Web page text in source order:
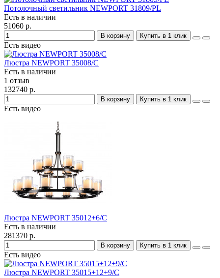
Потолочный светильник NEWPORT 31809/PL
Есть в наличии
51060 р.
В корзину Купить в 1 клик
Есть видео
Люстра NEWPORT 35008/C
Есть в наличии
1 отзыв
132740 р.
В корзину Купить в 1 клик
Есть видео
Люстра NEWPORT 35012+6/C
Есть в наличии
281370 р.
В корзину Купить в 1 клик
Есть видео
Люстра NEWPORT 35015+12+9/C